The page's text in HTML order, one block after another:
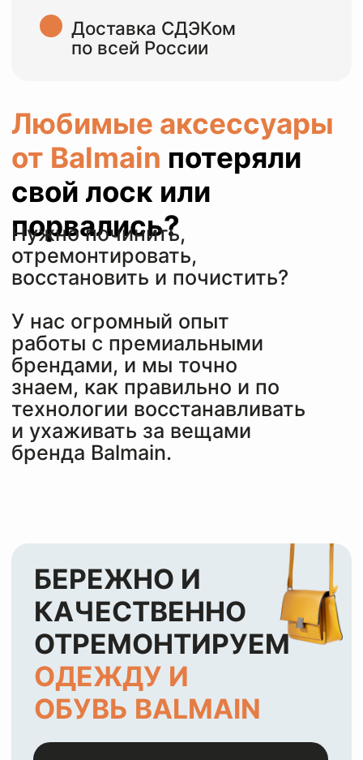
У нас огромный опыт
работы с премиальными
брендами, и мы точно
бренда Balmain.
ОСТАВИТЬ ЗАЯВКУ
БЕРЕЖНО И
КАЧЕСТВЕННО
ОТРЕМОНТИРУЕМ
ОДЕЖДУ И
или оценить по
WhatsApp
ЭТАПЫ РАБОТЫ